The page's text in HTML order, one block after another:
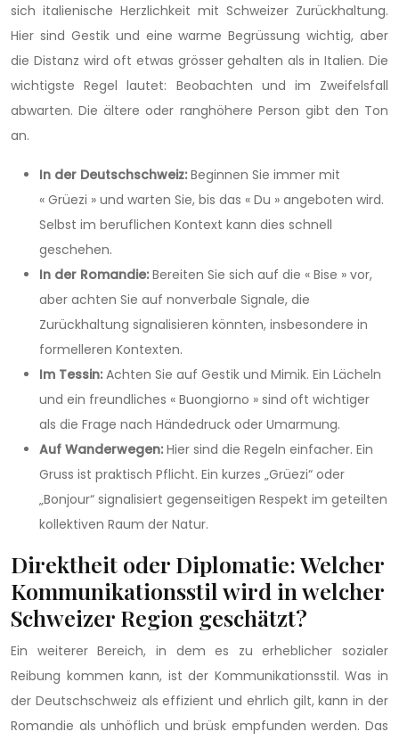
sich italienische Herzlichkeit mit Schweizer Zurückhaltung.
Hier sind Gestik und eine warme Begrüssung wichtig, aber
die Distanz wird oft etwas grösser gehalten als in Italien. Die
wichtigste Regel lautet: Beobachten und im Zweifelsfall
abwarten. Die ältere oder ranghöhere Person gibt den Ton
an.
In der Deutschschweiz: Beginnen Sie immer mit
« Grüezi » und warten Sie, bis das « Du » angeboten wird.
Selbst im beruflichen Kontext kann dies schnell
geschehen.
In der Romandie: Bereiten Sie sich auf die « Bise » vor,
aber achten Sie auf nonverbale Signale, die
Zurückhaltung signalisieren könnten, insbesondere in
formelleren Kontexten.
Im Tessin: Achten Sie auf Gestik und Mimik. Ein Lächeln
und ein freundliches « Buongiorno » sind oft wichtiger
als die Frage nach Händedruck oder Umarmung.
Auf Wanderwegen: Hier sind die Regeln einfacher. Ein
Gruss ist praktisch Pflicht. Ein kurzes „Grüezi“ oder
„Bonjour“ signalisiert gegenseitigen Respekt im geteilten
kollektiven Raum der Natur.
Direktheit oder Diplomatie: Welcher
Kommunikationsstil wird in welcher
Schweizer Region geschätzt?
Ein weiterer Bereich, in dem es zu erheblicher sozialer
Reibung kommen kann, ist der Kommunikationsstil. Was in
der Deutschschweiz als effizient und ehrlich gilt, kann in der
Romandie als unhöflich und brüsk empfunden werden. Das